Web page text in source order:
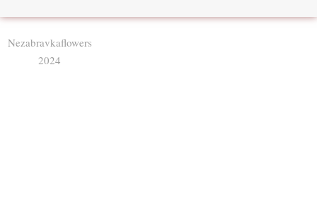
Nezabravkaflowers
2024